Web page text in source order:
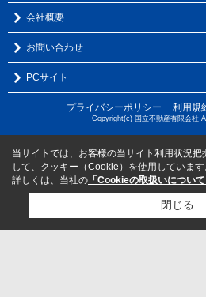
会社概要
お問い合わせ
PCサイト
プライバシーポリシー ｜ 利用規
Copyright(c) 国立不動産有限会社
当サイトでは、お客様の当サイト利用状況把
して、クッキー（Cookie）を使用しています
詳しくは、当社の 「Cookieの取扱いについて
閉じる